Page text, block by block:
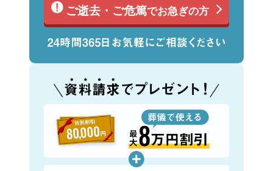
ご逝去・ご危篤でお急ぎの方